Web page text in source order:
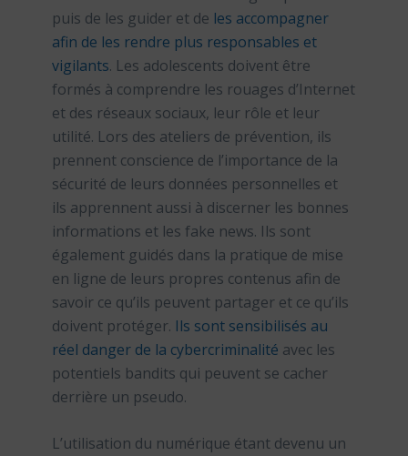
puis de les guider et de les accompagner
afin de les rendre plus responsables et
vigilants. Les adolescents doivent être
formés à comprendre les rouages d’Internet
et des réseaux sociaux, leur rôle et leur
utilité. Lors des ateliers de prévention, ils
prennent conscience de l’importance de la
sécurité de leurs données personnelles et
ils apprennent aussi à discerner les bonnes
informations et les fake news. Ils sont
également guidés dans la pratique de mise
en ligne de leurs propres contenus afin de
savoir ce qu’ils peuvent partager et ce qu’ils
doivent protéger. Ils sont sensibilisés au
réel danger de la cybercriminalité avec les
potentiels bandits qui peuvent se cacher
derrière un pseudo.
L’utilisation du numérique étant devenu un